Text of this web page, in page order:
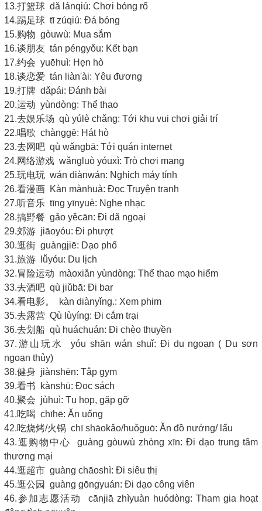
13.打篮球 dă lánqiú: Chơi bóng rổ
14.踢足球 tī zúqiú: Đá bóng
15.购物 gòuwù: Mua sắm
16.谈朋友 tán péngyǒu: Kết bạn
17.约会 yuēhuì: Hẹn hò
18.谈恋爱 tán liàn'ài: Yêu đương
19.打牌 dǎpái: Đánh bài
20.运动 yùndòng: Thể thao
21.去娱乐场 qù yúlè chǎng: Tới khu vui chơi giải trí
22.唱歌 chànggē: Hát hò
23.去网吧 qù wǎngbā: Tới quán internet
24.网络游戏 wǎngluò yóuxì: Trò chơi mạng
25.玩电玩 wán diànwán: Nghịch máy tính
26.看漫画 Kàn mànhuà: Đọc Truyện tranh
27.听音乐 tīng yīnyuè: Nghe nhạc
28.搞野餐 gǎo yěcān: Đi dã ngoại
29.郊游 jiāoyóu: Đi phượt
30.逛街 guàngjiē: Dạo phố
31.旅游 lǚyóu: Du lịch
32.冒险运动 màoxiǎn yùndòng: Thể thao mạo hiểm
33.去酒吧 qù jiǔbā: Đi bar
34.看电影。 kàn diànyǐng.: Xem phim
35.去露营 Qù lùyíng: Đi cắm trại
36.去划船 qù huáchuán: Đi chèo thuyền
37.游山玩水 yóu shān wán shuǐ: Đi du ngoạn ( Du sơn
ngoạn thủy)
38.健身 jiànshēn: Tập gym
39.看书 kànshū: Đọc sách
40.聚会 jùhuì: Tụ họp, gặp gỡ
41.吃喝 chīhē: Ăn uống
42.吃烧烤/火锅 chī shāokǎo/huǒguō: Ăn đồ nướng/ lẩu
43.逛购物中心 guàng gòuwù zhòng xīn: Đi dạo trung tâm
thương mại
44.逛超市 guàng chāoshì: Đi siêu thị
45.逛公园 guàng gōngyuán: Đi dạo công viên
46.参加志愿活动 cānjiā zhìyuàn huódòng: Tham gia hoạt